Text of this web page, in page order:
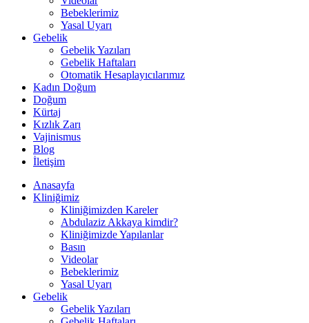
Bebeklerimiz
Yasal Uyarı
Gebelik
Gebelik Yazıları
Gebelik Haftaları
Otomatik Hesaplayıcılarımız
Kadın Doğum
Doğum
Kürtaj
Kızlık Zarı
Vajinismus
Blog
İletişim
Anasayfa
Kliniğimiz
Kliniğimizden Kareler
Abdulaziz Akkaya kimdir?
Kliniğimizde Yapılanlar
Basın
Videolar
Bebeklerimiz
Yasal Uyarı
Gebelik
Gebelik Yazıları